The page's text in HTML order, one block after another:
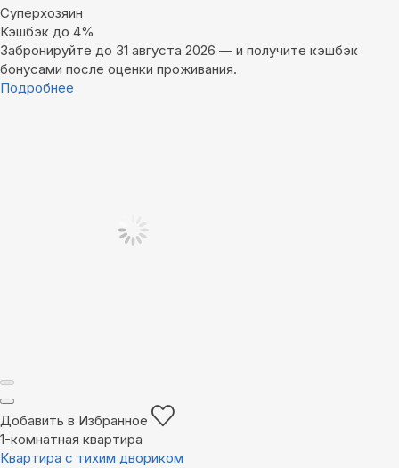
Суперхозяин
Кэшбэк до 4%
Забронируйте до 31 августа 2026 — и получите кэшбэк
бонусами после оценки проживания.
Подробнее
Добавить в Избранное
1-комнатная квартира
Квартира с тихим двориком